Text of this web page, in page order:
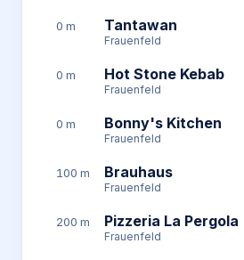
0 m Tantawan
Frauenfeld
0 m Hot Stone Kebab
Frauenfeld
0 m Bonny's Kitchen
Frauenfeld
100 m Brauhaus
Frauenfeld
200 m Pizzeria La Pergola
Frauenfeld